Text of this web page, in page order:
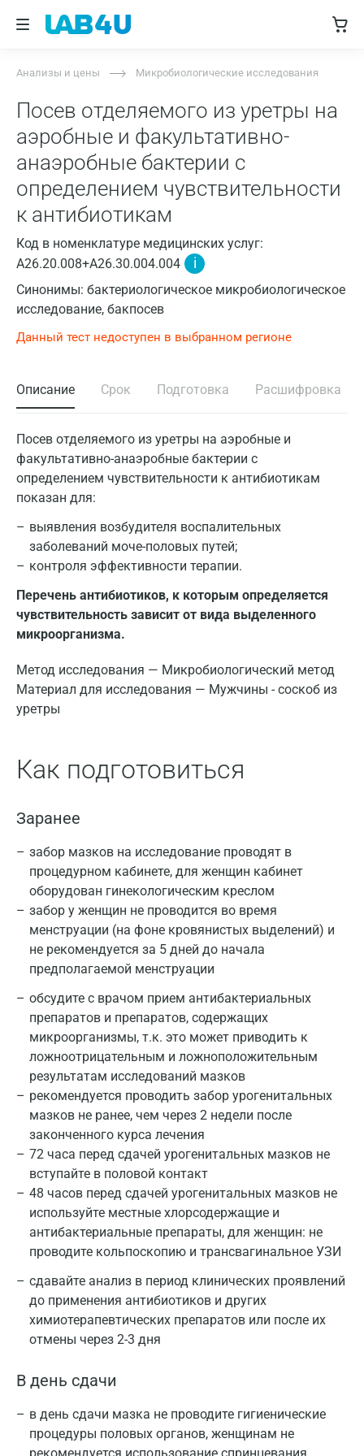
Анализы и цены Микробиологические исследования
Посев отделяемого из уретры на
аэробные и факультативно-
анаэробные бактерии с
определением чувствительности
к антибиотикам
Код в номенклатуре медицинских услуг:
A26.20.008+A26.30.004.004
i
Синонимы: бактериологическое микробиологическое
исследование, бакпосев
Данный тест недоступен в выбранном регионе
Описание Срок Подготовка Расшифровка
Посев отделяемого из уретры на аэробные и
факультативно-анаэробные бактерии с
определением чувствительности к антибиотикам
показан для:
выявления возбудителя воспалительных
заболеваний моче-половых путей;
контроля эффективности терапии.
Перечень антибиотиков, к которым определяется
чувствительность зависит от вида выделенного
микроорганизма.
Метод исследования — Микробиологический метод
Материал для исследования — Мужчины - соскоб из
уретры
Как подготовиться
Заранее
забор мазков на исследование проводят в
процедурном кабинете, для женщин кабинет
оборудован гинекологическим креслом
забор у женщин не проводится во время
менструации (на фоне кровянистых выделений) и
не рекомендуется за 5 дней до начала
предполагаемой менструации
обсудите с врачом прием антибактериальных
препаратов и препаратов, содержащих
микроорганизмы, т.к. это может приводить к
ложноотрицательным и ложноположительным
результатам исследований мазков
рекомендуется проводить забор урогенитальных
мазков не ранее, чем через 2 недели после
законченного курса лечения
72 часа перед сдачей урогенитальных мазков не
вступайте в половой контакт
48 часов перед сдачей урогенитальных мазков не
используйте местные хлорсодержащие и
антибактериальные препараты, для женщин: не
проводите кольпоскопию и трансвагинальное УЗИ
сдавайте анализ в период клинических проявлений
до применения антибиотиков и других
химиотерапевтических препаратов или после их
отмены через 2-3 дня
В день сдачи
в день сдачи мазка не проводите гигиенические
процедуры половых органов, женщинам не